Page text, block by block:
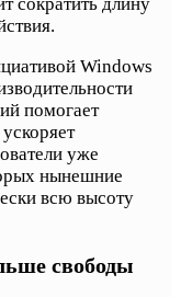
сократить длину
Windows
помогает
уже
нынешние
всю высоту
свободы